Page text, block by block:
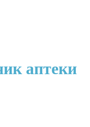
аптеки